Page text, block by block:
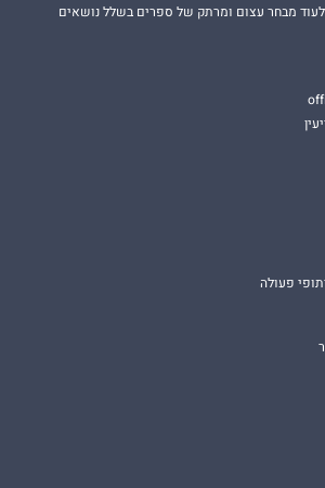
מבחר עצום ומרתק של ספרים בשלל נושאים
פעולה